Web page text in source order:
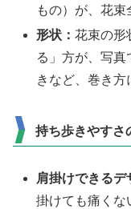
もの）が、花束
形状：花束の形
る」方が、写
きなど、巻き
持ち歩きやすさ
肩掛けできるデ
掛けても痛くな